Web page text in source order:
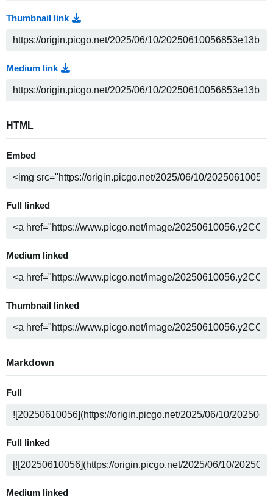
Thumbnail link
Medium link
HTML
Embed
Full linked
Medium linked
Thumbnail linked
Markdown
Full
Full linked
Medium linked